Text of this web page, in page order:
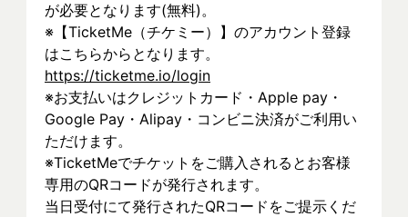
が必要となります(無料)。
※【TicketMe（チケミー）】のアカウント登録
はこちらからとなります。
https://ticketme.io/login
※お支払いはクレジットカード・Apple pay・
Google Pay・Alipay・コンビニ決済がご利用い
ただけます。
※TicketMeでチケットをご購入されるとお客様
専用のQRコードが発行されます。
当日受付にて発行されたQRコードをご提示くだ